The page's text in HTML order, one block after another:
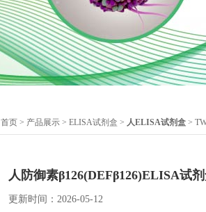
首页 > 产品展示 > ELISA试剂盒 > 人ELISA试剂盒 >
人防御素β126(DEFβ126)ELISA试
更新时间：2026-05-12